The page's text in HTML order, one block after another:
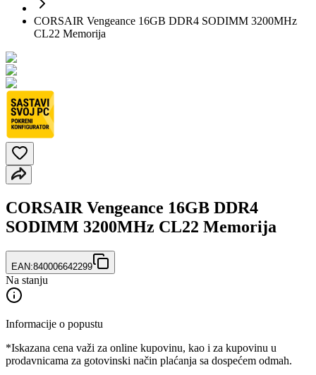
CORSAIR Vengeance 16GB DDR4 SODIMM 3200MHz
CL22 Memorija
CORSAIR Vengeance 16GB DDR4
SODIMM 3200MHz CL22 Memorija
EAN:840006642299
Na stanju
Informacije o popustu
*Iskazana cena važi za online kupovinu, kao i za kupovinu u
prodavnicama za gotovinski način plaćanja sa dospećem odmah.